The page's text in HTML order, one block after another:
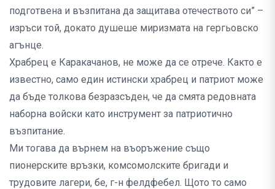
подготвена и възпитана да защитава отечеството си” –
изръси той, докато душеше миризмата на гергьовско
агънце.
Храбрец е Каракачанов, не може да се отрече. Както е
известно, само един истински храбрец и патриот може
да бъде толкова безразсъден, че да смята редовната
наборна войски като инструмент за патриотично
възпитание.
Ми тогава да върнем на въоръжение също
пионерските връзки, комсомолските бригади и
трудовите лагери, бе, г-н фелдфебел. Щото то само